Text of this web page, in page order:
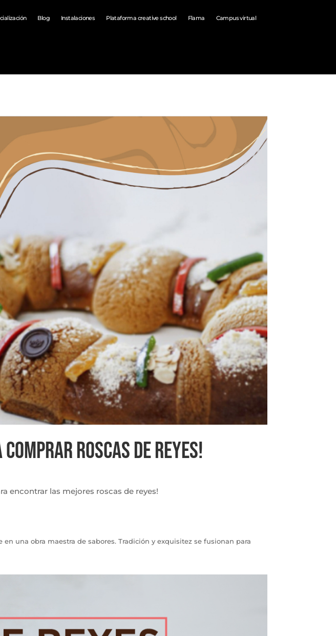
Blog Instalaciones Plataforma creative school Flama Campus virtual
ROSCAS DE REYES!
encontrar las mejores roscas de reyes!
una obra maestra de sabores. Tradición y exquisitez se fusionan para